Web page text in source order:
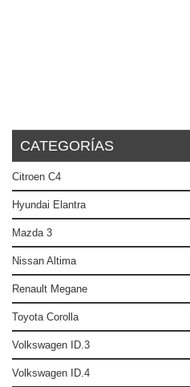
CATEGORÍAS
Citroen C4
Hyundai Elantra
Mazda 3
Nissan Altima
Renault Megane
Toyota Corolla
Volkswagen ID.3
Volkswagen ID.4